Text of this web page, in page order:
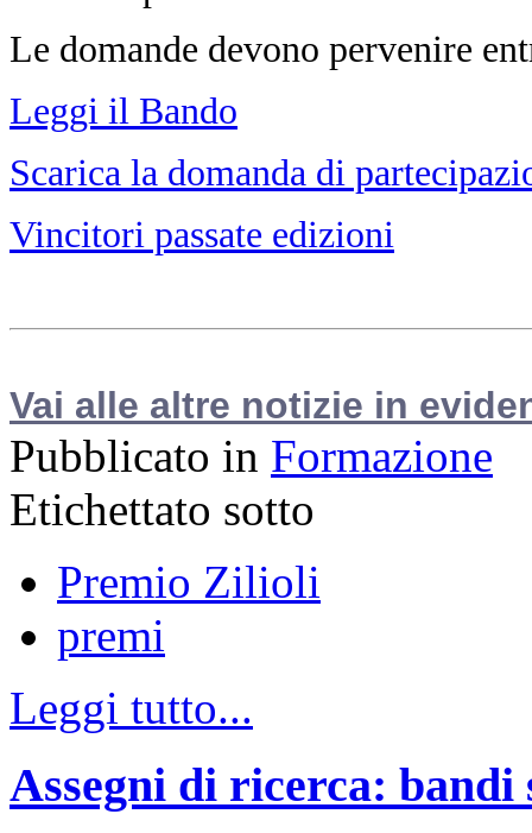
Le domande devono pervenire
Leggi il Bando
Scarica la domanda di
Vincitori passate edizioni
Vai alle altre notizie in
Pubblicato in Formazione
Etichettato sotto
Premio Zilioli
premi
Leggi tutto...
Assegni di ricerca: bandi